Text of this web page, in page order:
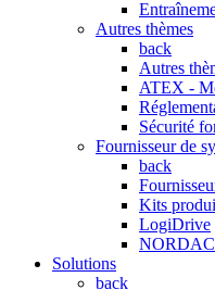
Autres thèmes
back
Autres
ATEX -
Sécurité
Fournisseur de
back
Kits
LogiDrive
Solutions
back